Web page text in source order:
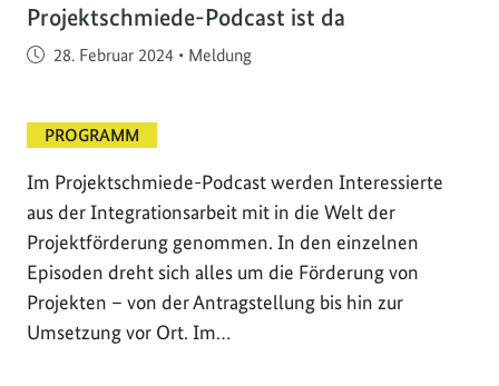
Projektschmiede-Podcast ist da
Veröffentlicht am
28. Februar 2024 • Meldung
PROGRAMM
Im Projektschmiede-Podcast werden Interessierte
aus der Integrationsarbeit mit in die Welt der
Projektförderung genommen. In den einzelnen
Episoden dreht sich alles um die Förderung von
Projekten – von der Antragstellung bis hin zur
Umsetzung vor Ort. Im…